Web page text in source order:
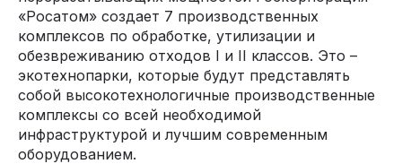
«Росатом» создает 7 производственных
комплексов по обработке, утилизации и
обезвреживанию отходов I и II классов. Это –
экотехнопарки, которые будут представлять
собой высокотехнологичные производственные
комплексы со всей необходимой
инфраструктурой и лучшим современным
оборудованием.